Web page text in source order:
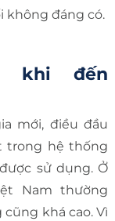
không đáng có.
khi đến
mới, điều đầu
trong hệ thống
sử dụng. Ở
Nam thường
khá cao. Vì